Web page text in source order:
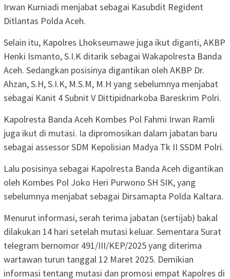
Irwan Kurniadi menjabat sebagai Kasubdit Regident
Ditlantas Polda Aceh.
Selain itu, Kapolres Lhokseumawe juga ikut diganti, AKBP
Henki Ismanto, S.I.K ditarik sebagai Wakapolresta Banda
Aceh. Sedangkan posisinya digantikan oleh AKBP Dr.
Ahzan, S.H, S.I.K, M.S.M, M.H yang sebelumnya menjabat
sebagai Kanit 4 Subnit V Dittipidnarkoba Bareskrim Polri.
Kapolresta Banda Aceh Kombes Pol Fahmi Irwan Ramli
juga ikut di mutasi. Ia dipromosikan dalam jabatan baru
sebagai assessor SDM Kepolisian Madya Tk II SSDM Polri.
Lalu posisinya sebagai Kapolresta Banda Aceh digantikan
oleh Kombes Pol Joko Heri Purwono SH SIK, yang
sebelumnya menjabat sebagai Dirsamapta Polda Kaltara.
Menurut informasi, serah terima jabatan (sertijab) bakal
dilakukan 14 hari setelah mutasi keluar. Sementara Surat
telegram bernomor 491/III/KEP/2025 yang diterima
wartawan turun tanggal 12 Maret 2025. Demikian
informasi tentang mutasi dan promosi empat Kapolres di